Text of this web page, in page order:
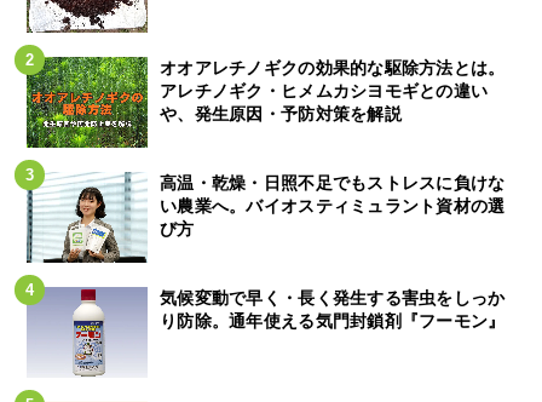
オオアレチノギクの効果的な駆除方法とは。
アレチノギク・ヒメムカシヨモギとの違い
や、発生原因・予防対策を解説
高温・乾燥・日照不足でもストレスに負けな
い農業へ。バイオスティミュラント資材の選
び方
気候変動で早く・長く発生する害虫をしっか
り防除。通年使える気門封鎖剤『フーモン』